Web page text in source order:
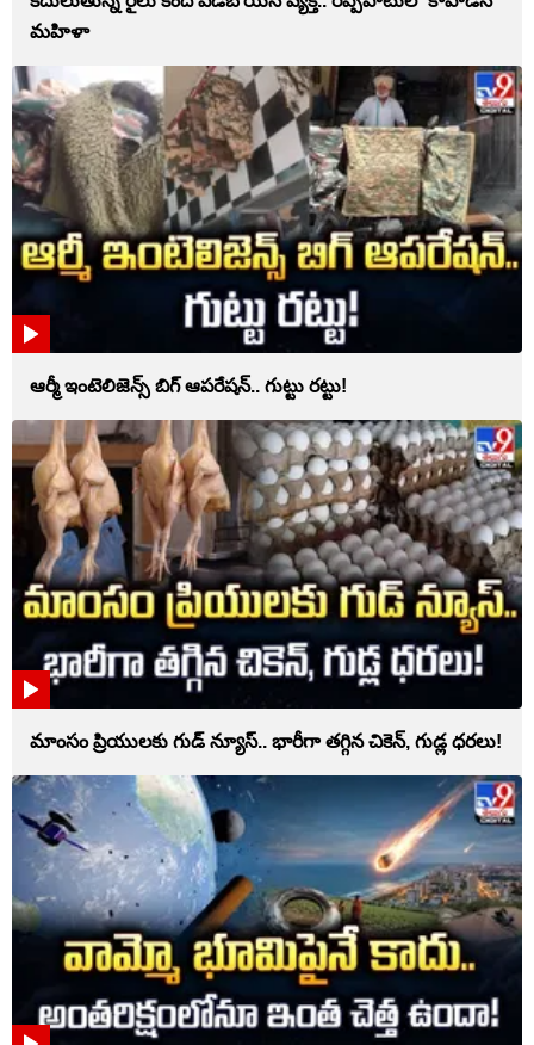
మహిళా
ఆర్మీ ఇంటెలిజెన్స్ బిగ్ ఆపరేషన్.. గుట్టు రట్టు!
మాంసం ప్రియులకు గుడ్ న్యూస్.. భారీగా తగ్గిన చికెన్, గుడ్ల ధరలు!